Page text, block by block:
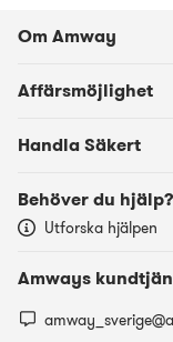
Om Amway
Affärsmöjlighet
Handla Säkert
Behöver du hjälp?
Utforska hjälpen
Amways